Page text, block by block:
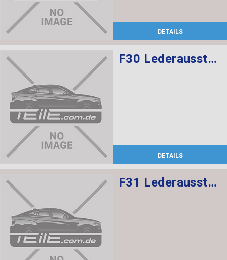
DETAILS
F30 Lederausstattung, Sportsitze, elekt. verstellbar mit memory, Sitzheizung vorne
DETAILS
F31 Lederausstattung, Sportsitze mit Sitzheizung vorne,